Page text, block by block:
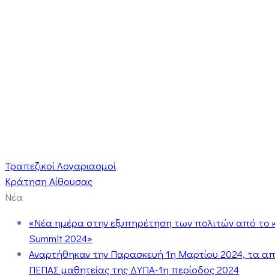
Τραπεζικοί Λογαριασμοί
Κράτηση Αίθουσας
Νέα
«Νέα ημέρα στην εξυπηρέτηση των πολιτών από το
Summit 2024»
Αναρτήθηκαν την Παρασκευή 1η Μαρτίου 2024, τα
ΠΕΠΑΣ μαθητείας της ΔΥΠΑ-1η περίοδος 2024